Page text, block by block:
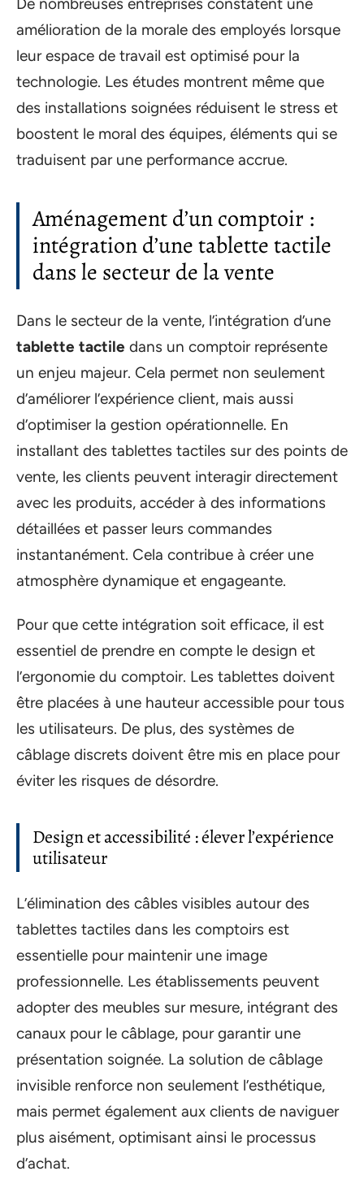
amélioration de la morale des employés lorsque
leur espace de travail est optimisé pour la
technologie. Les études montrent même que
des installations soignées réduisent le stress et
boostent le moral des équipes, éléments qui se
traduisent par une performance accrue.
Aménagement d’un comptoir :
intégration d’une tablette tactile
dans le secteur de la vente
Dans le secteur de la vente, l’intégration d’une
tablette tactile dans un comptoir représente
un enjeu majeur. Cela permet non seulement
d’améliorer l’expérience client, mais aussi
d’optimiser la gestion opérationnelle. En
installant des tablettes tactiles sur des points de
vente, les clients peuvent interagir directement
avec les produits, accéder à des informations
détaillées et passer leurs commandes
instantanément. Cela contribue à créer une
atmosphère dynamique et engageante.
Pour que cette intégration soit efficace, il est
essentiel de prendre en compte le design et
l’ergonomie du comptoir. Les tablettes doivent
être placées à une hauteur accessible pour tous
les utilisateurs. De plus, des systèmes de
câblage discrets doivent être mis en place pour
éviter les risques de désordre.
Design et accessibilité : élever l’expérience
utilisateur
L’élimination des câbles visibles autour des
tablettes tactiles dans les comptoirs est
essentielle pour maintenir une image
professionnelle. Les établissements peuvent
adopter des meubles sur mesure, intégrant des
canaux pour le câblage, pour garantir une
présentation soignée. La solution de câblage
invisible renforce non seulement l’esthétique,
mais permet également aux clients de naviguer
plus aisément, optimisant ainsi le processus
d’achat.